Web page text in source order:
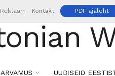
Reklaam Kontakt PDF ajaleht
ARVAMUS UUDISEID